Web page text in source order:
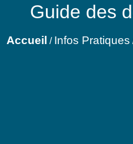
Guide des
Accueil / Infos Pratiques